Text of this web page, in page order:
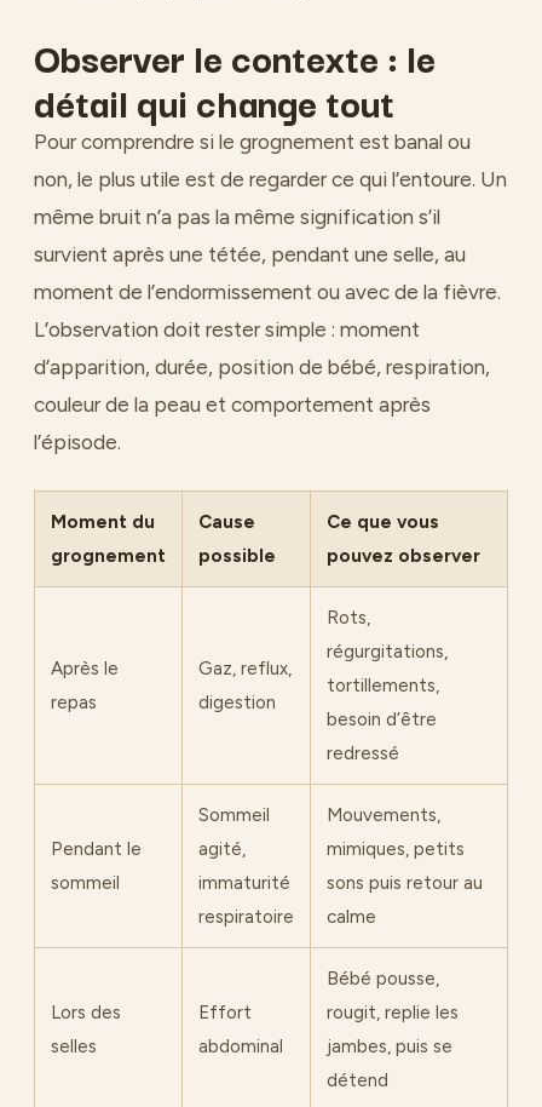
Observer le contexte : le
détail qui change tout
Pour comprendre si le grognement est banal ou
non, le plus utile est de regarder ce qui l’entoure. Un
même bruit n’a pas la même signification s’il
survient après une tétée, pendant une selle, au
moment de l’endormissement ou avec de la fièvre.
L’observation doit rester simple : moment
d’apparition, durée, position de bébé, respiration,
couleur de la peau et comportement après
l’épisode.
Moment du
grognement
Cause
possible
Ce que vous
pouvez observer
Après le
repas
Gaz, reflux,
digestion
Rots,
régurgitations,
tortillements,
besoin d’être
redressé
Pendant le
sommeil
Sommeil
agité,
immaturité
respiratoire
Mouvements,
mimiques, petits
sons puis retour au
calme
Lors des
selles
Effort
abdominal
Bébé pousse,
rougit, replie les
jambes, puis se
détend